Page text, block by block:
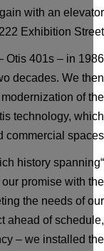
with an
222 Exhibition
– Otis 401s – in
decades. We
modernization of
technology,
commercial
rich history
our promise with
the needs of
ahead of
– we installed